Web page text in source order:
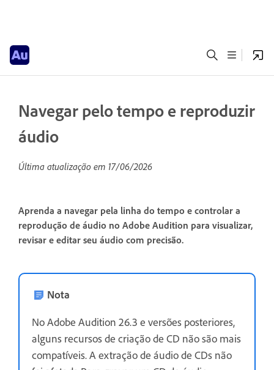
Navegar pelo tempo e reproduzir
áudio
Última atualização em 17/06/2026
Aprenda a navegar pela linha do tempo e controlar a
reprodução de áudio no Adobe Audition para visualizar,
revisar e editar seu áudio com precisão.
Nota
No Adobe Audition 26.3 e versões posteriores,
alguns recursos de criação de CD não são mais
compatíveis. A extração de áudio de CDs não